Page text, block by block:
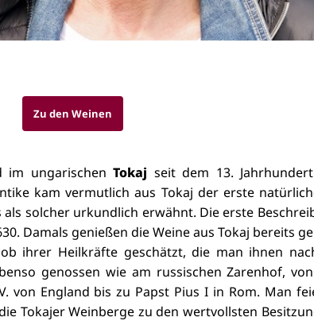
Zu den Weinen
im ungarischenTokaj seit dem 13.
kam vermutlich aus Tokaj der erste
als solcher urkundlich erwähnt. Die erste
Damals genießen die Weine aus Tokaj bereits
ihrer Heilkräfte geschätzt, die man ihnen
genossen wie am russischen Zarenhof,
von England bis zu Papst Pius I in Rom. Man
Tokajer Weinberge zu den wertvollsten